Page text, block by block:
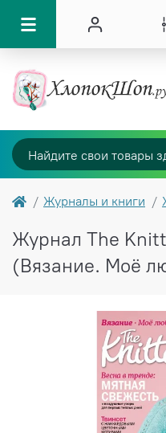
Журналы и книги
Журнал The
(Вязание. Моё